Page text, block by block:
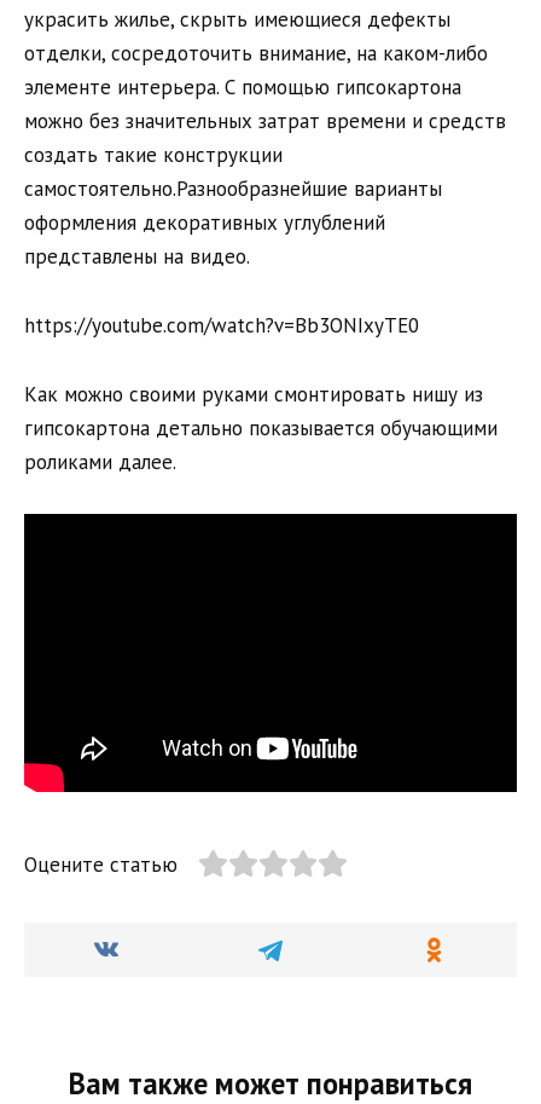
украсить жилье, скрыть имеющиеся дефекты
отделки, сосредоточить внимание, на каком-либо
элементе интерьера. С помощью гипсокартона
можно без значительных затрат времени и средств
создать такие конструкции
самостоятельно.Разнообразнейшие варианты
оформления декоративных углублений
представлены на видео.
https://youtube.com/watch?v=Bb3ONIxyTE0
Как можно своими руками смонтировать нишу из
гипсокартона детально показывается обучающими
роликами далее.
Оцените статью
Вам также может понравиться